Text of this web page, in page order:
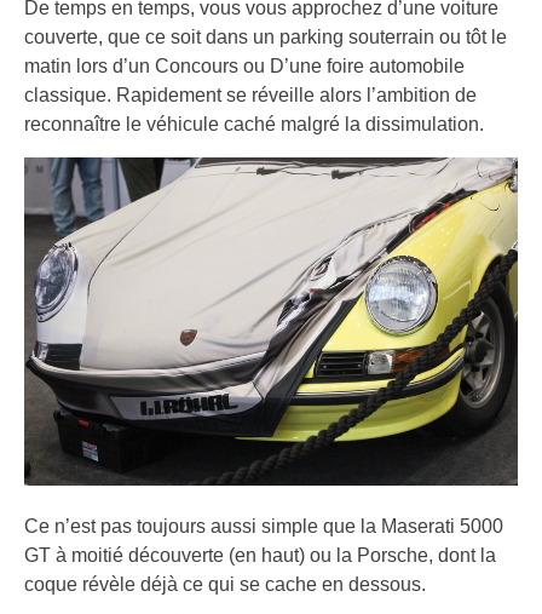
De temps en temps, vous vous approchez d’une voiture
couverte, que ce soit dans un parking souterrain ou tôt le
matin lors d’un Concours ou D’une foire automobile
classique. Rapidement se réveille alors l’ambition de
reconnaître le véhicule caché malgré la dissimulation.
Ce n’est pas toujours aussi simple que la Maserati 5000
GT à moitié découverte (en haut) ou la Porsche, dont la
coque révèle déjà ce qui se cache en dessous.